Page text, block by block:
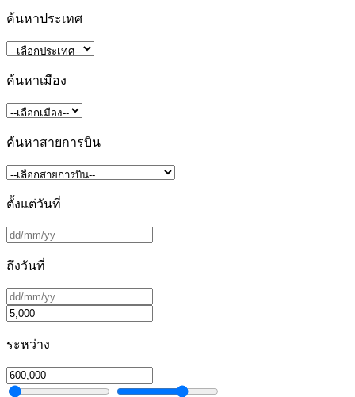
ค้นหาประเทศ
ค้นหาเมือง
ค้นหาสายการบิน
ตั้งแต่วันที่
ถึงวันที่
ระหว่าง